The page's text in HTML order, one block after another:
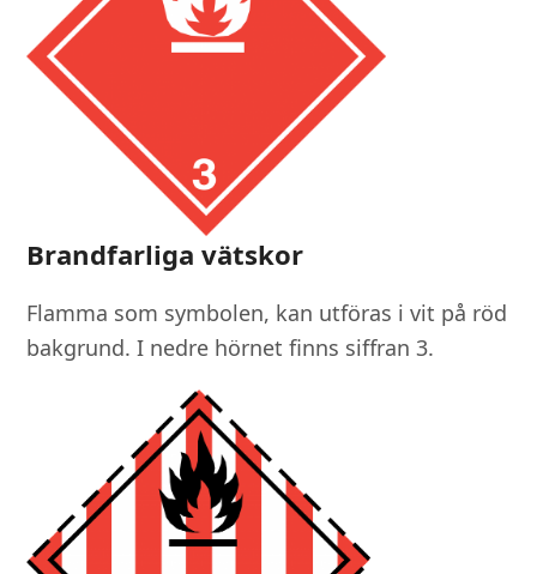
Brandfarliga vätskor
Flamma som symbolen, kan utföras i vit på röd
bakgrund. I nedre hörnet finns siffran 3.